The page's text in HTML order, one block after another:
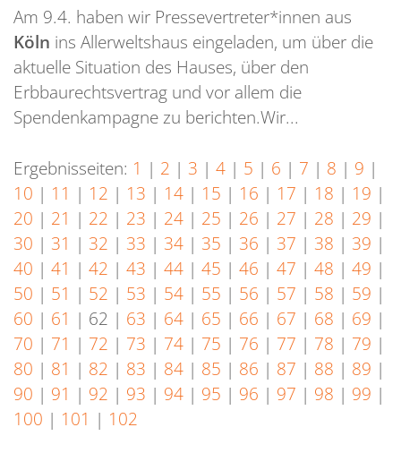
Am 9.4. haben wir Pressevertreter*innen aus
Köln ins Allerweltshaus eingeladen, um über die
aktuelle Situation des Hauses, über den
Erbbaurechtsvertrag und vor allem die
Spendenkampagne zu berichten.Wir...
Ergebnisseiten: 1 | 2 | 3 | 4 | 5 | 6 | 7 | 8 | 9 |
10 | 11 | 12 | 13 | 14 | 15 | 16 | 17 | 18 | 19 |
20 | 21 | 22 | 23 | 24 | 25 | 26 | 27 | 28 | 29 |
30 | 31 | 32 | 33 | 34 | 35 | 36 | 37 | 38 | 39 |
40 | 41 | 42 | 43 | 44 | 45 | 46 | 47 | 48 | 49 |
50 | 51 | 52 | 53 | 54 | 55 | 56 | 57 | 58 | 59 |
60 | 61 | 62 | 63 | 64 | 65 | 66 | 67 | 68 | 69 |
70 | 71 | 72 | 73 | 74 | 75 | 76 | 77 | 78 | 79 |
80 | 81 | 82 | 83 | 84 | 85 | 86 | 87 | 88 | 89 |
90 | 91 | 92 | 93 | 94 | 95 | 96 | 97 | 98 | 99 |
100 | 101 | 102